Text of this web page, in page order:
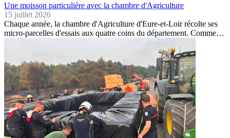
Une moisson particulière avec la chambre d'Agriculture
15 juillet 2026
Chaque année, la chambre d'Agriculture d'Eure-et-Loir récolte ses
micro-parcelles d'essais aux quatre coins du département. Comme…